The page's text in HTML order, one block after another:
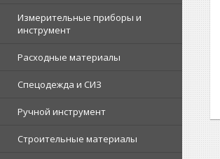
Измерительные приборы и
инструмент
Расходные материалы
Спецодежда и СИЗ
Ручной инструмент
Строительные материалы